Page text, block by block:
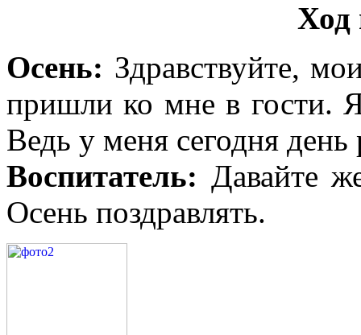
Ход
Осень: Здравствуйте,
пришли ко мне в гости. Я
Ведь у меня сегодня
Воспитатель: Давайте
Осень поздравлять.